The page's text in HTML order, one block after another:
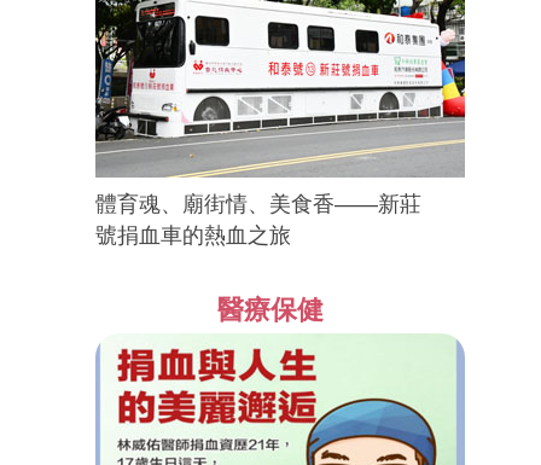
體育魂、廟街情、美食香——新莊
號捐血車的熱血之旅
醫療保健